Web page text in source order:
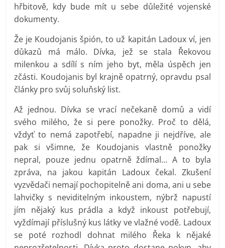
hřbitově, kdy bude mít u sebe důležité vojenské
dokumenty.
Že je Koudojanis špión, to už kapitán Ladoux ví, jen
důkazů má málo. Dívka, jež se stala Řekovou
milenkou a sdílí s ním jeho byt, měla úspěch jen
zčásti. Koudojanis byl krajně opatrný, opravdu psal
články pro svůj soluňský list.
Až jednou. Dívka se vrací nečekaně domů a vidí
svého milého, že si pere ponožky. Proč to dělá,
vždyť to nemá zapotřebí, napadne ji nejdříve, ale
pak si všimne, že Koudojanis vlastně ponožky
nepral, pouze jednu opatrně ždímal… A to byla
zpráva, na jakou kapitán Ladoux čekal. Zkušení
vyzvědači nemají pochopitelně ani doma, ani u sebe
lahvičky s neviditelným inkoustem, nýbrž napustí
jím nějaký kus prádla a když inkoust potřebují,
vyždímají příslušný kus látky ve vlažné vodě. Ladoux
se poté rozhodl dohnat milého Řeka k nějaké